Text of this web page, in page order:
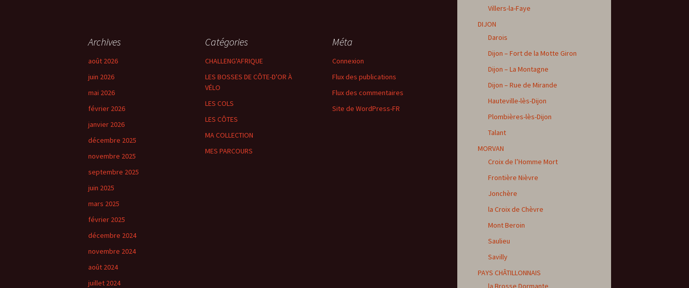
Savigny-sous-Mâlain
Sombernon
Villers-la-Faye
DIJON
Darois
Dijon – Fort de la Motte Giron
Dijon – La Montagne
Dijon – Rue de Mirande
Hauteville-lès-Dijon
Plombières-lès-Dijon
Talant
MORVAN
Croix de l’Homme Mort
Frontière Nièvre
Jonchère
la Croix de Chèvre
Mont Beroin
Saulieu
Savilly
PAYS CHÂTILLONNAIS
la Brosse Dormante
Archives
août 2026
juin 2026
mai 2026
février 2026
janvier 2026
décembre 2025
novembre 2025
septembre 2025
juin 2025
mars 2025
février 2025
décembre 2024
novembre 2024
août 2024
juillet 2024
Catégories
CHALLENG'AFRIQUE
LES BOSSES DE CÔTE-D'OR À
VÉLO
LES COLS
LES CÔTES
MA COLLECTION
MES PARCOURS
Méta
Connexion
Flux des publications
Flux des commentaires
Site de WordPress-FR